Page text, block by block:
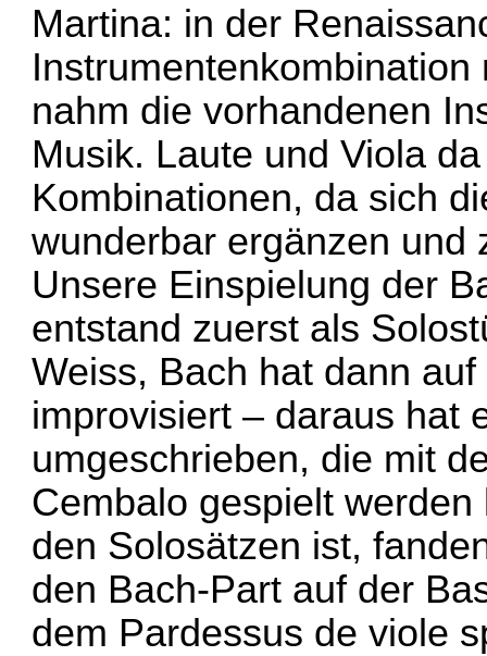
Martina: in der
nahm die vorhandenen
Musik. Laute und Viola
Kombinationen, da sich
wunderbar ergänzen und
Unsere Einspielung der
entstand zuerst als
Weiss, Bach hat dann
improvisiert – daraus hat
umgeschrieben, die mit
Cembalo gespielt
den Solosätzen ist,
den Bach-Part auf der
dem Pardessus de viole